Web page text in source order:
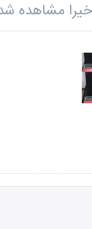
مشاهده